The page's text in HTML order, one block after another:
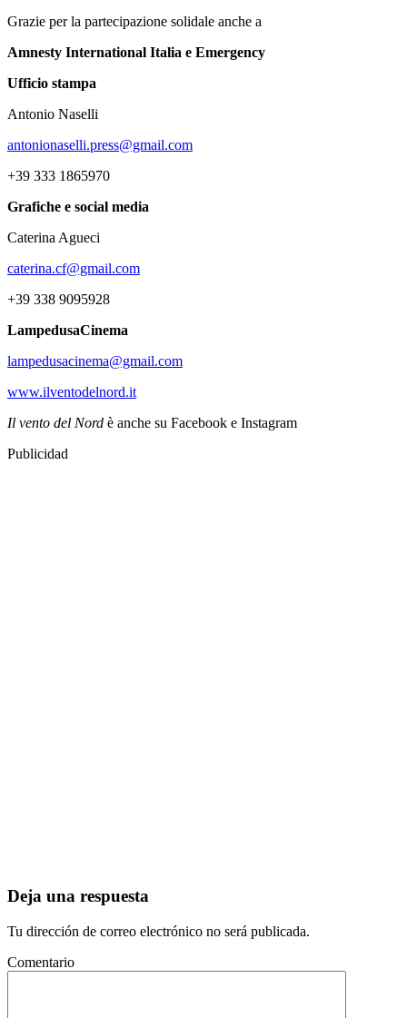
Grazie per la partecipazione solidale anche a
Amnesty International Italia e Emergency
Ufficio stampa
Antonio Naselli
antonionaselli.press@gmail.com
+39 333 1865970
Grafiche e social media
Caterina Agueci
caterina.cf@gmail.com
+39 338 9095928
LampedusaCinema
lampedusacinema@gmail.com
www.ilventodelnord.it
Il vento del Nord è anche su Facebook e Instagram
Publicidad
Deja una respuesta
Tu dirección de correo electrónico no será publicada.
Comentario